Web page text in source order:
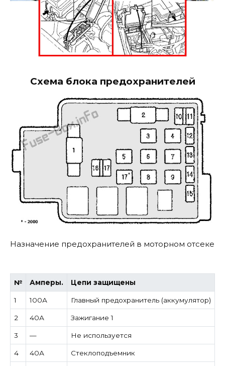
Схема блока предохранителей
Назначение предохранителей в моторном отсеке
№ Амперы. Цепи защищены
1 100А Главный предохранитель (аккумулятор)
2 40А Зажигание 1
3 — Не используется
4 40А Стеклоподъемник